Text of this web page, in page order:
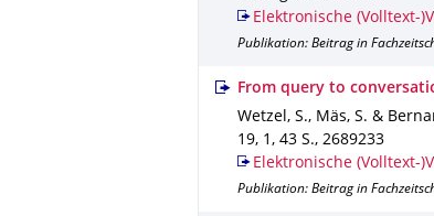
Elektronische (Volltext-
Publikation: Beitrag in
From query to
Wetzel, S., Mäs, S. &
19, 1 , 43 S., 2689233
Elektronische (Volltext-
Publikation: Beitrag in